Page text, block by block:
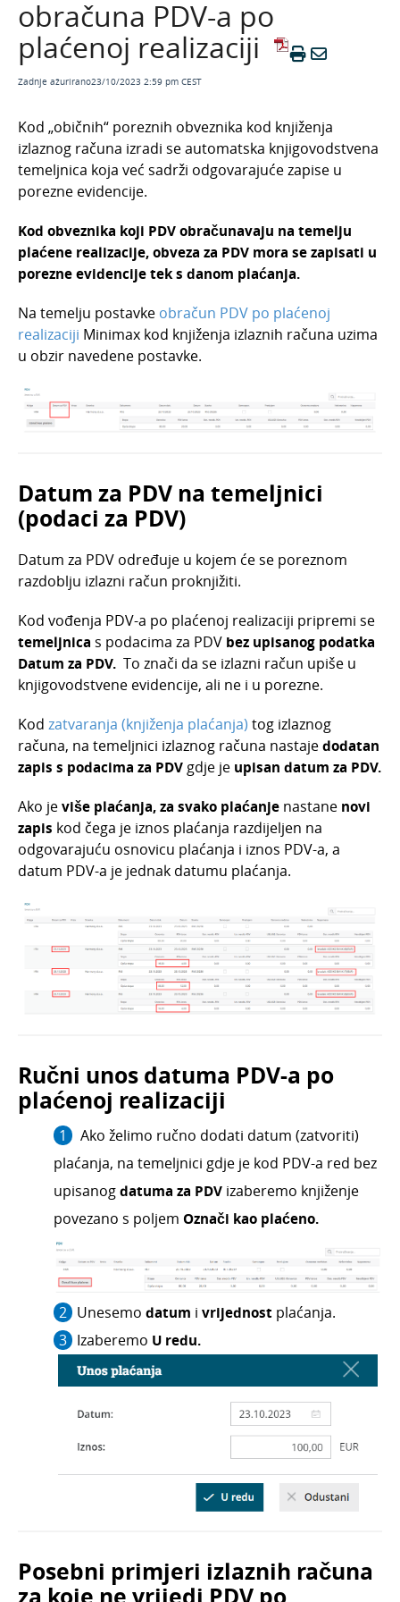
Posebnosti knjiženja ulaznih računa kod
obračuna PDV-a po plaćenoj realizaciji
Obračun PDV-a u sustavu OSS
Pregledi i izvještaji
Česta pitanja
Osnovna sredstva
Statistički izvještaji
Porez na potrošnju
obračuna PDV-a po
plaćenoj realizaciji
Zadnje ažurirano23/10/2023 2:59 pm CEST
Kod „običnih“ poreznih obveznika kod knjiženja
izlaznog računa izradi se automatska knjigovodstvena
temeljnica koja već sadrži odgovarajuće zapise u
porezne evidencije.
Kod obveznika koji PDV obračunavaju na temelju
plaćene realizacije, obveza za PDV mora se zapisati u
porezne evidencije tek s danom plaćanja.
Na temelju postavke obračun PDV po plaćenoj
realizaciji Minimax kod knjiženja izlaznih računa uzima
u obzir navedene postavke.
Datum za PDV na temeljnici
(podaci za PDV)
Datum za PDV određuje u kojem će se poreznom
razdoblju izlazni račun proknjižiti.
Kod vođenja PDV-a po plaćenoj realizaciji pripremi se
temeljnica s podacima za PDV bez upisanog podatka
Datum za PDV. To znači da se izlazni račun upiše u
knjigovodstvene evidencije, ali ne i u porezne.
Kod zatvaranja (knjiženja plaćanja) tog izlaznog
računa, na temeljnici izlaznog računa nastajedodatan
zapis s podacima za PDV gdje je upisan datum za PDV.
Ako jeviše plaćanja, za svako plaćanje nastane novi
zapis kod čega je iznos plaćanja razdijeljen na
odgovarajuću osnovicu plaćanja i iznos PDV-a, a
datum PDV-a je jednak datumu plaćanja.
Ručni unos datuma PDV-a po
plaćenoj realizaciji
Ako želimo ručno dodati datum (zatvoriti)
plaćanja, na temeljnici gdje je kod PDV-a red bez
upisanogdatuma za PDV izaberemo knjiženje
povezano s poljem Označi kao plaćeno.
Unesemo datum i vrijednost plaćanja.
Izaberemo U redu.
Posebni primjeri izlaznih računa